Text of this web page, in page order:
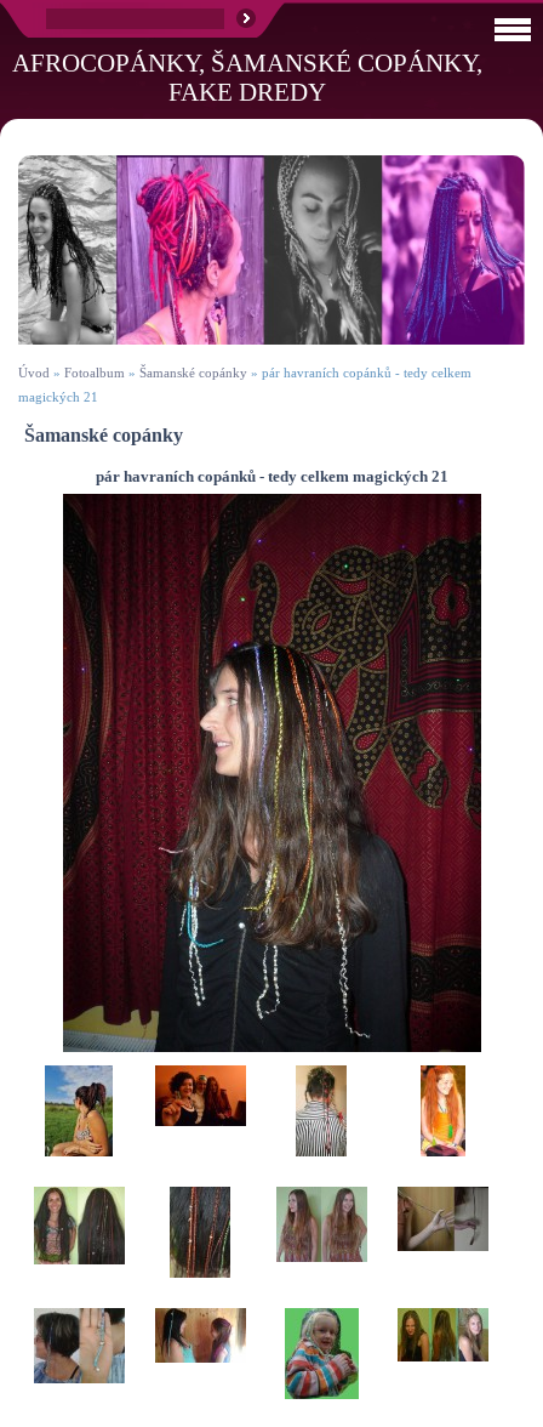
AFROCOPÁNKY, ŠAMANSKÉ COPÁNKY,
FAKE DREDY
Úvod » Fotoalbum » Šamanské copánky » pár havraních copánků - tedy celkem
magických 21
Šamanské copánky
pár havraních copánků - tedy celkem magických 21